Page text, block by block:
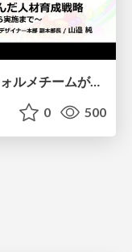
【CEDEC2026】専門性の高いデフォルメチームが挑んだ人材育成戦略 〜Cygames Academiaの企画から実施まで〜
0 500